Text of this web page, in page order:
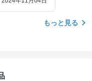
もっと見る